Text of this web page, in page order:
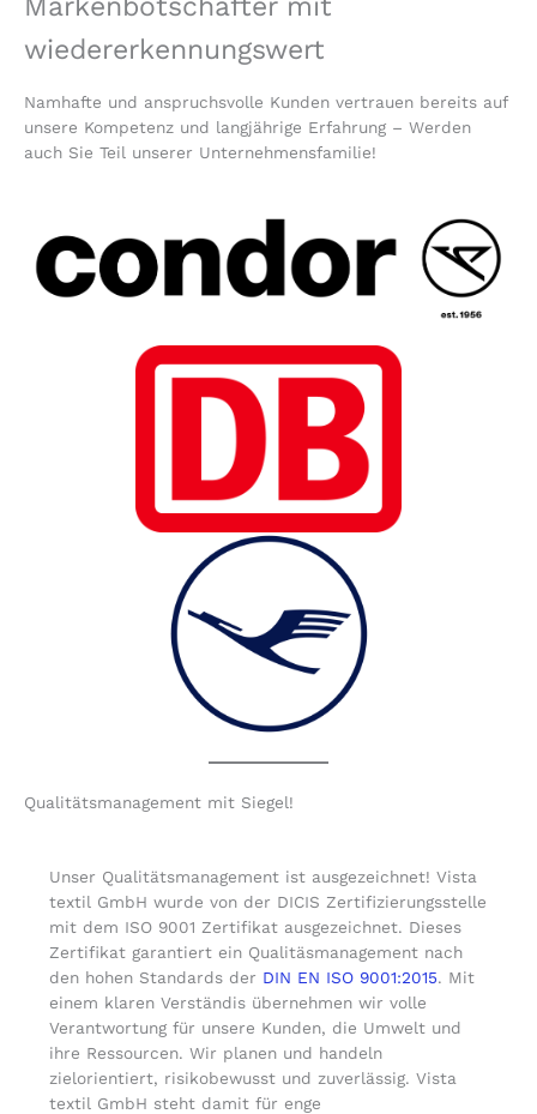
Markenbotschafter mit
wiedererkennungswert
Namhafte und anspruchsvolle Kunden vertrauen bereits auf
unsere Kompetenz und langjährige Erfahrung – Werden
auch Sie Teil unserer Unternehmensfamilie!
Qualitätsmanagement mit Siegel!
Unser Qualitätsmanagement ist ausgezeichnet! Vista
textil GmbH wurde von der DICIS Zertifizierungsstelle
mit dem ISO 9001 Zertifikat ausgezeichnet. Dieses
Zertifikat garantiert ein Qualitäsmanagement nach
den hohen Standards der DIN EN ISO 9001:2015. Mit
einem klaren Verständis übernehmen wir volle
Verantwortung für unsere Kunden, die Umwelt und
ihre Ressourcen. Wir planen und handeln
zielorientiert, risikobewusst und zuverlässig. Vista
textil GmbH steht damit für enge